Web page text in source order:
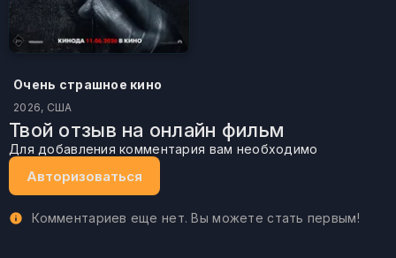
Очень страшное кино
2026, США
Твой отзыв на онлайн фильм
Для добавления комментария вам необходимо
Авторизоваться
Комментариев еще нет. Вы можете стать первым!